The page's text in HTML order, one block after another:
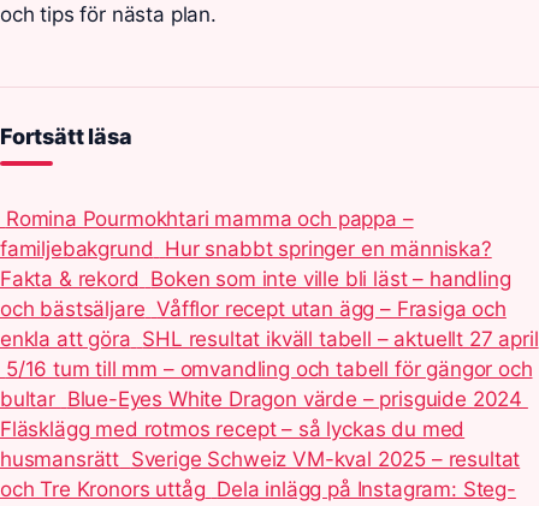
och tips för nästa plan.
Fortsätt läsa
Romina Pourmokhtari mamma och pappa –
familjebakgrund Hur snabbt springer en människa?
Fakta & rekord Boken som inte ville bli läst – handling
och bästsäljare Våfflor recept utan ägg – Frasiga och
enkla att göra SHL resultat ikväll tabell – aktuellt 27 april
5/16 tum till mm – omvandling och tabell för gängor och
bultar Blue-Eyes White Dragon värde – prisguide 2024
Fläsklägg med rotmos recept – så lyckas du med
husmansrätt Sverige Schweiz VM-kval 2025 – resultat
och Tre Kronors uttåg Dela inlägg på Instagram: Steg-